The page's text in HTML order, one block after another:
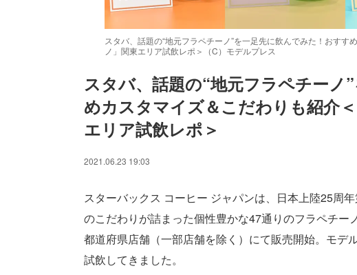
スタバ、話題の“地元フラペチーノ”を一足先に飲んでみた！おす
ノ」関東エリア試飲レポ＞（C）モデルプレス
Unmute /
スタバ、話題の“地元フラペチーノ
めカスタマイズ＆こだわりも紹介
エリア試飲レポ＞
2021.06.23 19:03
スターバックス コーヒー ジャパンは、日本上陸25周
のこだわりが詰まった個性豊かな47通りのフラペチー
都道府県店舗（一部店舗を除く）にて販売開始。モデ
試飲してきました。